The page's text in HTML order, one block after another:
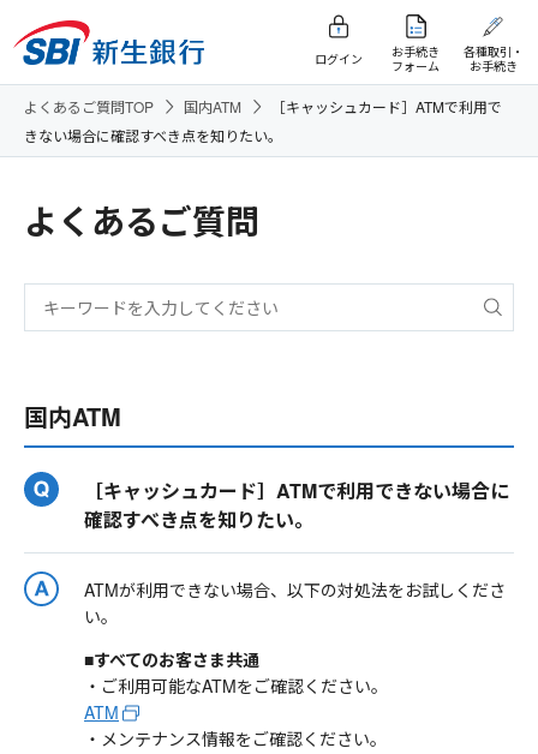
ログイン
お手続き
フォーム
各種取引・
お手続き
よくあるご質問TOP 国内ATM
［キャッシュカード］ATMで利用で
きない場合に確認すべき点を知りたい。
よくあるご質問
国内ATM
［キャッシュカード］ATMで利用できない場合に
確認すべき点を知りたい。
ATMが利用できない場合、以下の対処法をお試しくださ
い。
■すべてのお客さま共通
・ご利用可能なATMをご確認ください。
ATM
・メンテナンス情報をご確認ください。